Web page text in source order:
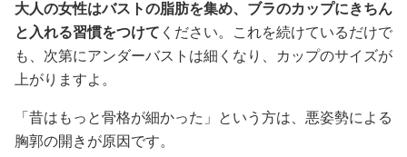
大人の女性はバストの脂肪を集め、ブラのカップにきちん
と入れる習慣をつけて ください。これを続けているだけで
も、次第にアンダーバストは細くなり、カップのサイズが
上がりますよ。
「昔はもっと骨格が細かった」という方は、悪姿勢による
胸郭の開きが原因です。